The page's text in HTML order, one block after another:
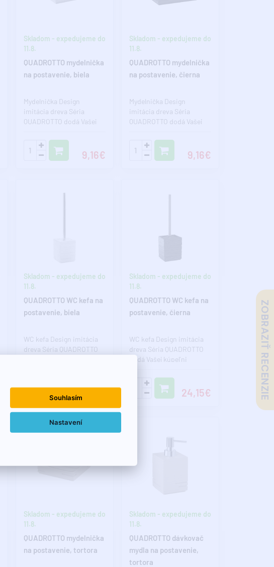
ZOBRAZIŤ RECENZIE
Skladom - expedujeme do
11.8.
QUADROTTO mydelnička
na postavenie, biela
Mydelnička Design
imitácia dreva Séria
QUADROTTO dodá Vašej
Pokiaľ chcete do..
9,16€
Skladom - expedujeme do
11.8.
QUADROTTO mydelnička
na postavenie, čierna
Mydelnička Design
imitácia dreva Séria
QUADROTTO dodá Vašej
Pokiaľ chcete do..
9,16€
Skladom - expedujeme do
11.8.
QUADROTTO WC kefa na
postavenie, biela
WC kefa Design imitácia
dreva Séria QUADROTTO
24,15€
Skladom - expedujeme do
11.8.
QUADROTTO WC kefa na
postavenie, čierna
WC kefa Design imitácia
dreva Séria QUADROTTO
dodá Vašej kúpeľni
chcete dopln..
24,15€
Skladom - expedujeme do
11.8.
QUADROTTO mydelnička
na postavenie, tortora
Skladom - expedujeme do
11.8.
QUADROTTO dávkovač
mydla na postavenie,
tortora
Souhlasím
Nastavení